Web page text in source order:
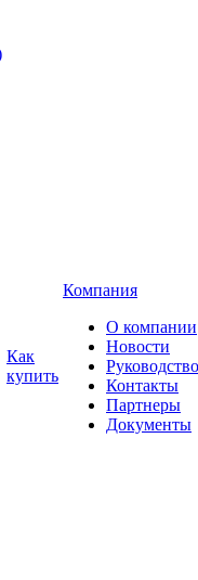
Как
купить
Компания
О компании
Новости
Руководство
Контакты
Партнеры
Документы